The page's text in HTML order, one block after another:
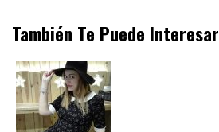
También Te Puede Interesar